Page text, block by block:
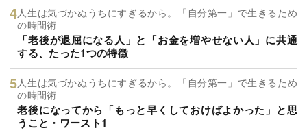
人生は気づかぬうちにすぎるから。「自分第一」で生きるため
の時間術
「老後が退屈になる人」と「お金を増やせない人」に共通
する、たった1つの特徴
人生は気づかぬうちにすぎるから。「自分第一」で生きるため
の時間術
老後になってから「もっと早くしておけばよかった」と思
うこと・ワースト1